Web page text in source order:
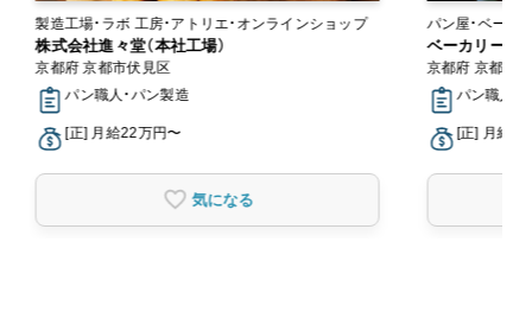
製造工場・ラボ 工房・アトリエ・オンラインショップ
株式会社進々堂（本社工場）
京都府 京都市伏見区
パン職人・パン製造
[正] 月給22万円〜
気になる
ベーカリーレ
京都府 京都市
パン職人・
[正] 月給